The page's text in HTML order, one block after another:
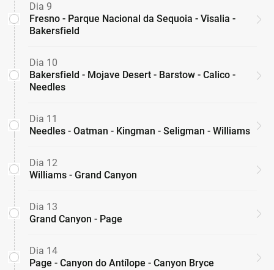
Dia 9
Fresno - Parque Nacional da Sequoia - Visalia -
Bakersfield
Dia 10
Bakersfield - Mojave Desert - Barstow - Calico -
Needles
Dia 11
Needles - Oatman - Kingman - Seligman - Williams
Dia 12
Williams - Grand Canyon
Dia 13
Grand Canyon - Page
Dia 14
Page - Canyon do Antílope - Canyon Bryce